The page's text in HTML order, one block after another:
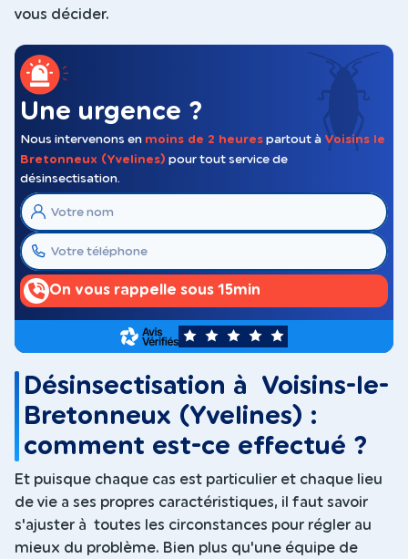
vous décider.
Une urgence ?
Nous intervenons en moins de 2 heures partout à Voisins le
Bretonneux (Yvelines) pour tout service de
désinsectisation.
On vous rappelle sous 15min
5
Désinsectisation à Voisins-le-
Bretonneux (Yvelines) :
comment est-ce effectué ?
Et puisque chaque cas est particulier et chaque lieu
de vie a ses propres caractéristiques, il faut savoir
s'ajuster à toutes les circonstances pour régler au
mieux du problème. Bien plus qu'une équipe de